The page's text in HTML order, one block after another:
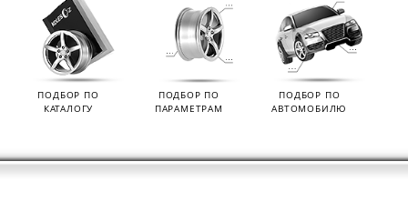
ПОДБОР ПО
КАТАЛОГУ
ПОДБОР ПО
ПАРАМЕТРАМ
ПОДБОР ПО
АВТОМОБИЛЮ